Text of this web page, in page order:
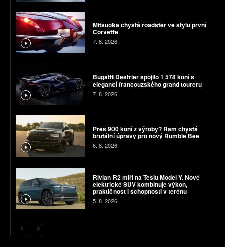
Mitsuoka chystá roadster ve stylu první
Corvette
7. 8. 2026
Bugatti Destrier spojilo 1 578 koní s
elegancí francouzského grand toureru
7. 8. 2026
Přes 900 koní z výroby? Ram chystá
brutální úpravy pro nový Rumble Bee
6. 8. 2026
Rivian R2 míří na Teslu Model Y. Nové
elektrické SUV kombinuje výkon,
praktičnost i schopnosti v terénu
5. 8. 2026